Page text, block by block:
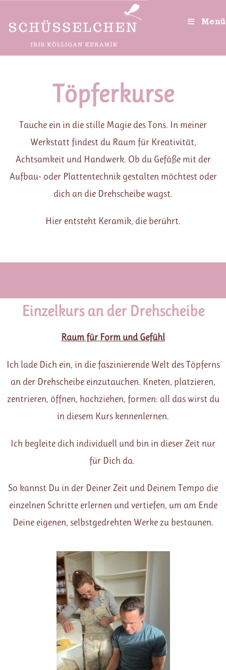
Menü
Töpferkurse
Tauche ein in die stille Magie des Tons. In meiner
Werkstatt findest du Raum für Kreativität,
Achtsamkeit und Handwerk. Ob du Gefäße mit der
Aufbau- oder Plattentechnik gestalten möchtest oder
dich an die Drehscheibe wagst.
Hier entsteht Keramik, die berührt.
Einzelkurs an der Drehscheibe
Raum für Form und Gefühl
Ich lade Dich ein, in die faszinierende Welt des Töpferns
an der Drehscheibe einzutauchen. Kneten, platzieren,
zentrieren, öffnen, hochziehen, formen: all das wirst du
in diesem Kurs kennenlernen.
Ich begleite dich individuell und bin in dieser Zeit nur
für Dich da.
So kannst Du in der Deiner Zeit und Deinem Tempo die
einzelnen Schritte erlernen und vertiefen, um am Ende
Deine eigenen, selbstgedrehten Werke zu bestaunen.